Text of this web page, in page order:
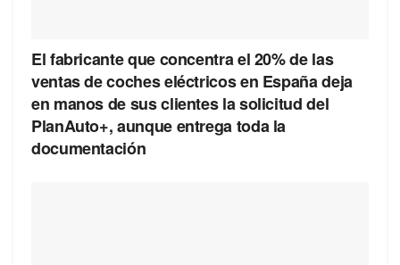
El fabricante que concentra el 20% de las
ventas de coches eléctricos en España deja
en manos de sus clientes la solicitud del
PlanAuto+, aunque entrega toda la
documentación